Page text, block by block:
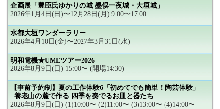
企画展「豊臣氏ゆかりの城 墨俣一夜城・大垣城」
2026年1月4日(日)〜12月28日(月) 9:00〜17:00
水都大垣ワンダーラリー
2026年4月10日(金)〜2027年3月31日(水)
明和電機★UMEツアー2026
2026年8月9日(日) 15:00〜 (開場14:30)
【事前予約制】夏の工作体験6「初めてでも簡単！陶芸体験」
−養老山の麓で作る 四季を奏でるお皿と器たち−
2026年8月9日(日) (1)10:00〜 (2)11:00〜 (3)13:00〜 (4)14:00〜